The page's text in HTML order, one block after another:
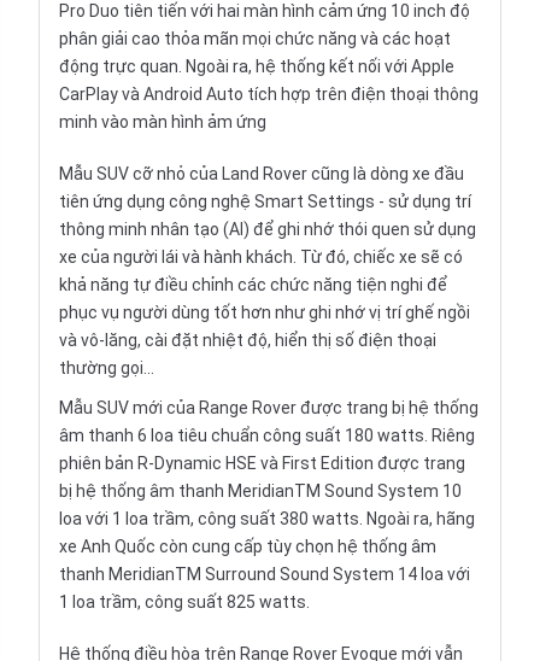
Pro Duo tiên tiến với hai màn hình cảm ứng 10 inch độ
phân giải cao thỏa mãn mọi chức năng và các hoạt
động trực quan. Ngoài ra, hệ thống kết nối với Apple
CarPlay và Android Auto tích hợp trên điện thoại thông
minh vào màn hình ảm ứng
Mẫu SUV cỡ nhỏ của Land Rover cũng là dòng xe đầu
tiên ứng dụng công nghệ Smart Settings - sử dụng trí
thông minh nhân tạo (AI) để ghi nhớ thói quen sử dụng
xe của người lái và hành khách. Từ đó, chiếc xe sẽ có
khả năng tự điều chỉnh các chức năng tiện nghi để
phục vụ người dùng tốt hơn như ghi nhớ vị trí ghế ngồi
và vô-lăng, cài đặt nhiệt độ, hiển thị số điện thoại
thường gọi...
Mẫu SUVmới của Range Rover được trang bị hệ thống
âm thanh 6 loa tiêu chuẩn công suất 180 watts. Riêng
phiên bản R-Dynamic HSE và First Edition được trang
bị hệ thống âm thanh MeridianTM Sound System 10
loa với 1 loa trầm, công suất 380 watts. Ngoài ra, hãng
xe Anh Quốc còn cung cấp tùy chọn hệ thống âm
thanh MeridianTM Surround Sound System 14 loa với
1 loa trầm, công suất 825 watts.
Hệ thống điều hòa trên Range Rover Evoque mới vẫn